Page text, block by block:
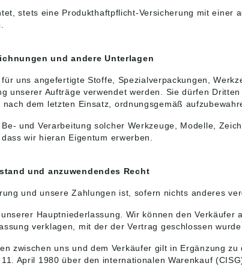
stets eine Produkthaftpflicht-Versicherung mit einer
und andere Unterlagen
uns angefertigte Stoffe, Spezialverpackungen,
unserer Aufträge verwendet werden. Sie dürfen
dem letzten Einsatz, ordnungsgemäß
und Verarbeitung solcher Werkzeuge, Modelle,
wir hieran Eigentum erwerben.
und anzuwendendes Recht
und unsere Zahlungen ist, sofern nichts anderes
Hauptniederlassung. Wir können den
verklagen, mit der der Vertrag geschlossen
zwischen uns und dem Verkäufer gilt in Ergänzung
April 1980 über den internationalen Warenkauf